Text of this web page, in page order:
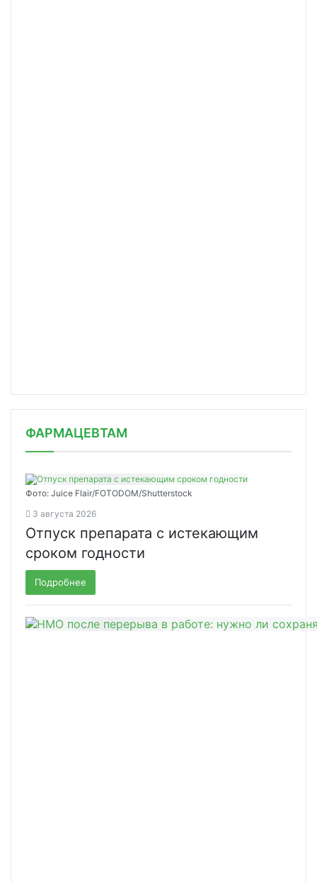
ФАРМАЦЕВТАМ
Фото: Juice Flair/FOTODOM/Shutterstoсk
3 августа 2026
Отпуск препарата с истекающим
сроком годности
Подробнее